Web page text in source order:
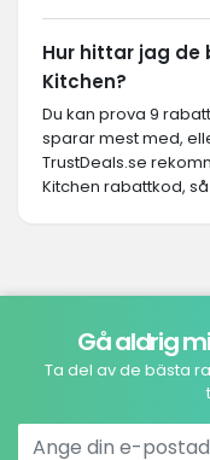
Hur hittar jag
Kitchen?
Du kan prova 9
sparar mest med,
TrustDeals.se
Kitchen rabattkod,
Gå aldrig
Ta del av de bästa